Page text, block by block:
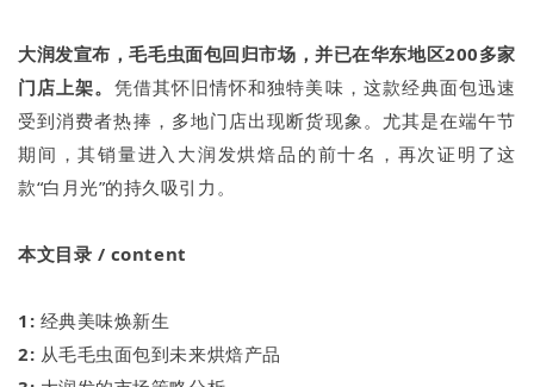
大润发宣布，毛毛虫面包回归市场，并已在华东地区200多家
门店上架。 凭借其怀旧情怀和独特美味，这款经典面包迅速
受到消费者热捧，多地门店出现断货现象。尤其是在端午节
期间，其销量进入大润发烘焙品的前十名，再次证明了这
款“白月光”的持久吸引力。
本文目录 / content
1: 经典美味焕新生
2: 从毛毛虫面包到未来烘焙产品